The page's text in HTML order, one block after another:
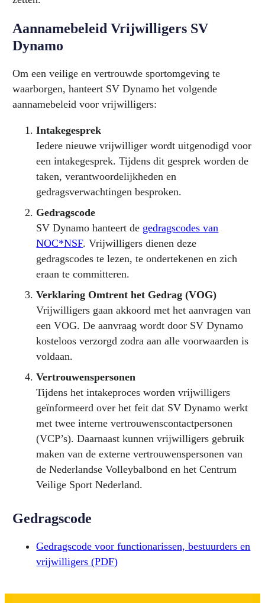
Aannamebeleid Vrijwilligers SV
Dynamo
Om een veilige en vertrouwde sportomgeving te
waarborgen, hanteert SV Dynamo het volgende
aannamebeleid voor vrijwilligers:
Intakegesprek
Iedere nieuwe vrijwilliger wordt uitgenodigd voor
een intakegesprek. Tijdens dit gesprek worden de
taken, verantwoordelijkheden en
gedragsverwachtingen besproken.
Gedragscode
SV Dynamo hanteert de gedragscodes van
NOC*NSF. Vrijwilligers dienen deze
gedragscodes te lezen, te ondertekenen en zich
eraan te committeren.
Verklaring Omtrent het Gedrag (VOG)
Vrijwilligers gaan akkoord met het aanvragen van
een VOG. De aanvraag wordt door SV Dynamo
kosteloos verzorgd zodra aan alle voorwaarden is
voldaan.
Vertrouwenspersonen
Tijdens het intakeproces worden vrijwilligers
geïnformeerd over het feit dat SV Dynamo werkt
met twee interne vertrouwenscontactpersonen
(VCP’s). Daarnaast kunnen vrijwilligers gebruik
maken van de externe vertrouwenspersonen van
de Nederlandse Volleybalbond en het Centrum
Veilige Sport Nederland.
Gedragscode
Gedragscode voor functionarissen, bestuurders en
vrijwilligers (PDF)